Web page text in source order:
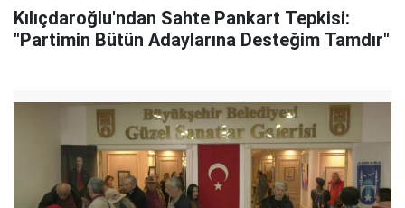
Kılıçdaroğlu'ndan Sahte Pankart Tepkisi:
"Partimin Bütün Adaylarına Desteğim Tamdır"